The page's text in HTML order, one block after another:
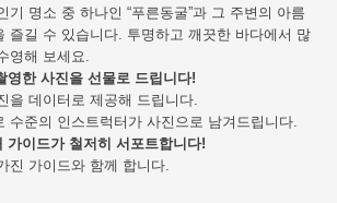
기 명소 중 하나인 “푸른동굴”과 그 주변의 아름
즐길 수 있습니다. 투명하고 깨끗한 바다에서 많
영해 보세요.
영한 사진을 선물로 드립니다!
을 데이터로 제공해 드립니다.
수준의 인스트럭터가 사진으로 남겨드립니다.
가이드가 철저히 서포트합니다!
진 가이드와 함께 합니다.